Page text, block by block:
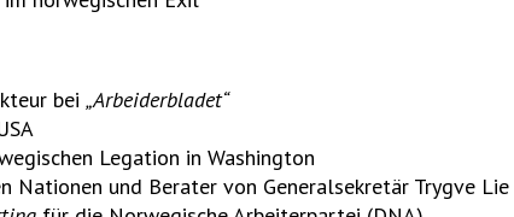
bei „Arbeiderbladet“
Legation in Washington
Nationen und Berater von Generalsekretär Trygve Lie